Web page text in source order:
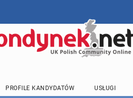
PROFILE KANDYDATÓW USŁUGI